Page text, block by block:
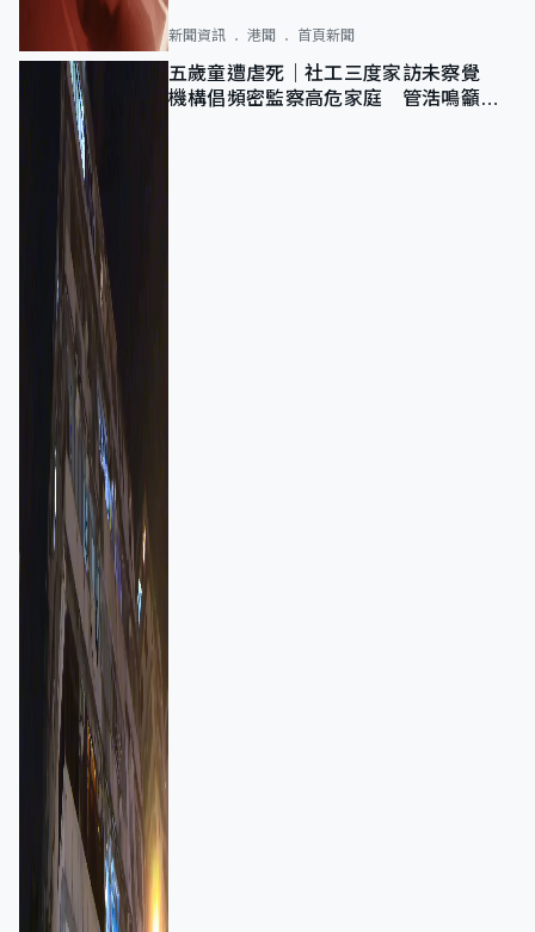
新聞資訊 港聞 首頁新聞
五歲童遭虐死｜社工三度家訪未察覺
機構倡頻密監察高危家庭 管浩鳴籲加